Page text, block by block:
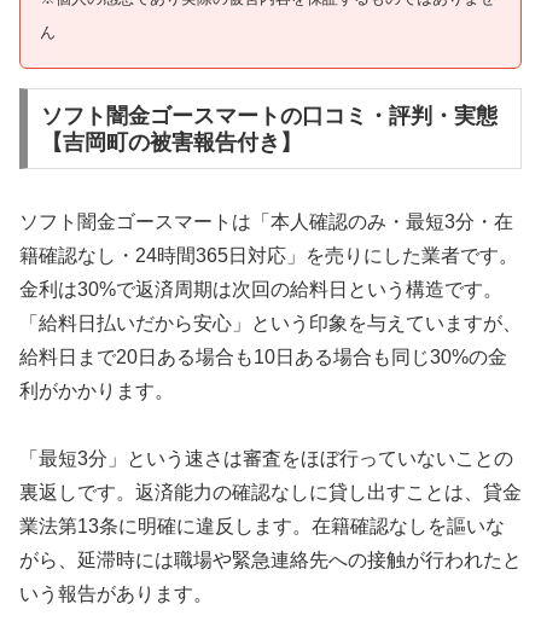
ん
ソフト闇金ゴースマートの口コミ・評判・実態
【吉岡町の被害報告付き】
ソフト闇金ゴースマートは「本人確認のみ・最短3分・在
籍確認なし・24時間365日対応」を売りにした業者です。
金利は30%で返済周期は次回の給料日という構造です。
「給料日払いだから安心」という印象を与えていますが、
給料日まで20日ある場合も10日ある場合も同じ30%の金
利がかかります。
「最短3分」という速さは審査をほぼ行っていないことの
裏返しです。返済能力の確認なしに貸し出すことは、貸金
業法第13条に明確に違反します。在籍確認なしを謳いな
がら、延滞時には職場や緊急連絡先への接触が行われたと
いう報告があります。